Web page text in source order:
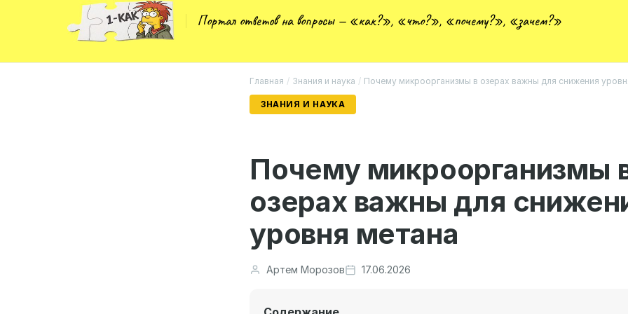
Портал ответов на вопросы — «как?», «что?», «почему?», «зачем?»
Главная / Знания и наука / Почему микроорганизмы в озерах важны для снижения
ЗНАНИЯ И НАУКА
Почему микроорганизмы
озерах важны для
уровня метана
Артем Морозов 17.06.2026